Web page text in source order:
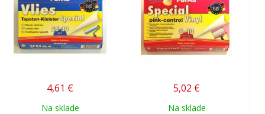
4,61 €
Na sklade
5,02 €
Na sklade